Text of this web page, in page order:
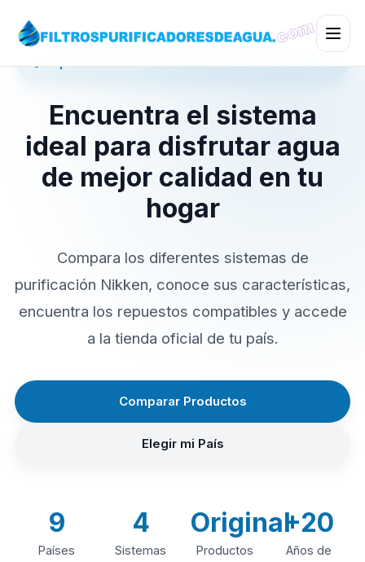
Encuentra el sistema
ideal para disfrutar agua
de mejor calidad en tu
hogar
Compara los diferentes sistemas de
purificación Nikken, conoce sus características,
encuentra los repuestos compatibles y accede
a la tienda oficial de tu país.
Comparar Productos
Elegir mi País
9
Países
4
Sistemas
Original
Productos
+20
Años de